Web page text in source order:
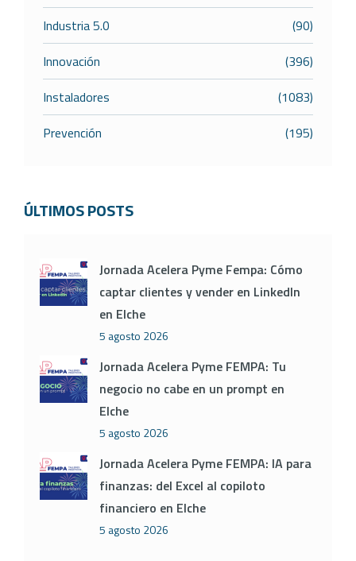
Industria 5.0
(90)
Innovación
(396)
Instaladores
(1083)
Prevención
(195)
ÚLTIMOS POSTS
Jornada Acelera Pyme Fempa: Cómo
captar clientes y vender en LinkedIn
en Elche
5 agosto 2026
Jornada Acelera Pyme FEMPA: Tu
negocio no cabe en un prompt en
Elche
5 agosto 2026
Jornada Acelera Pyme FEMPA: IA para
finanzas: del Excel al copiloto
financiero en Elche
5 agosto 2026